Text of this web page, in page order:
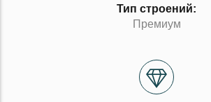
Тип строений:
Премиум